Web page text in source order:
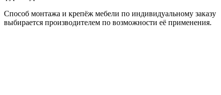
Способ монтажа и крепёж мебели по индивидуальному заказу
выбирается производителем по возможности её применения.